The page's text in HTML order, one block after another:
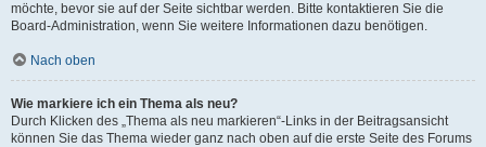
möchte, bevor sie auf der Seite sichtbar werden. Bitte kontaktieren Sie die
Board-Administration, wenn Sie weitere Informationen dazu benötigen.
Nach oben
Wie markiere ich ein Thema als neu?
Durch Klicken des „Thema als neu markieren“-Links in der Beitragsansicht
können Sie das Thema wieder ganz nach oben auf die erste Seite des Forums